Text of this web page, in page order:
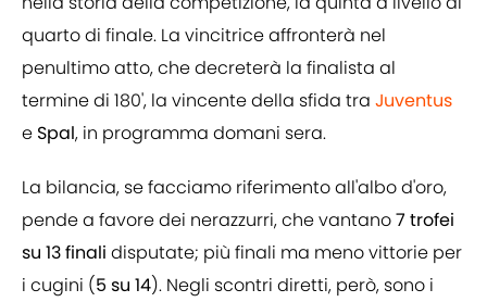
quarto di finale. La vincitrice affronterà nel
penultimo atto, che decreterà la finalista al
termine di 180', la vincente della sfida tra Juventus
e Spal, in programma domani sera.
La bilancia, se facciamo riferimento all'albo d'oro,
pende a favore dei nerazzurri, che vantano7 trofei
su 13 finali disputate; più finali ma meno vittorie per
i cugini (5 su 14). Negli scontri diretti, però, sono i